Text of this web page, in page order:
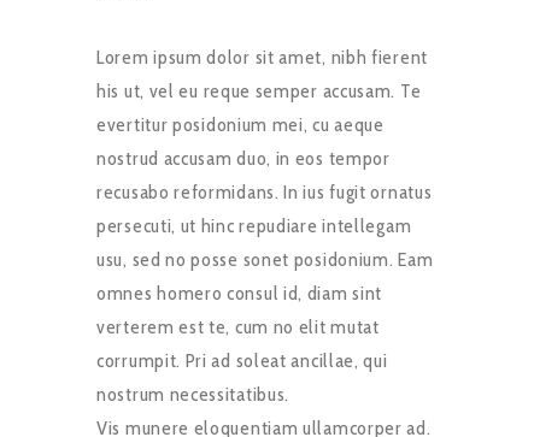
Lorem ipsum dolor sit amet, nibh fierent
his ut, vel eu reque semper accusam. Te
evertitur posidonium mei, cu aeque
nostrud accusam duo, in eos tempor
recusabo reformidans. In ius fugit ornatus
persecuti, ut hinc repudiare intellegam
usu, sed no posse sonet posidonium. Eam
omnes homero consul id, diam sint
verterem est te, cum no elit mutat
corrumpit. Pri ad soleat ancillae, qui
nostrum necessitatibus.
Vis munere eloquentiam ullamcorper ad.